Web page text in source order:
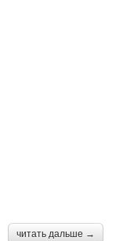
читать дальше →